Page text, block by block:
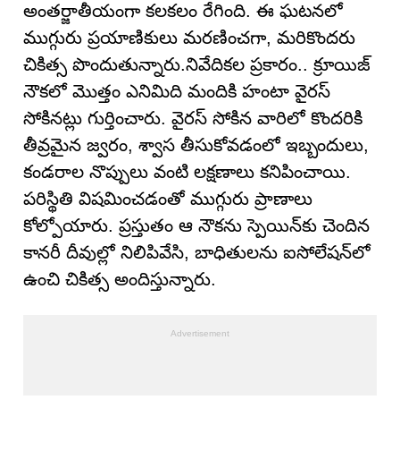
అంతర్జాతీయంగా కలకలం రేగింది. ఈ ఘటనలో
ముగ్గురు ప్రయాణికులు మరణించగా, మరికొందరు
చికిత్స పొందుతున్నారు.నివేదికల ప్రకారం.. క్రూయిజ్
నౌకలో మొత్తం ఎనిమిది మందికి హంటా వైరస్
సోకినట్లు గుర్తించారు. వైరస్ సోకిన వారిలో కొందరికి
తీవ్రమైన జ్వరం, శ్వాస తీసుకోవడంలో ఇబ్బందులు,
కండరాల నొప్పులు వంటి లక్షణాలు కనిపించాయి.
పరిస్థితి విషమించడంతో ముగ్గురు ప్రాణాలు
కోల్పోయారు. ప్రస్తుతం ఆ నౌకను స్పెయిన్‌కు చెందిన
కానరీ దీవుల్లో నిలిపివేసి, బాధితులను ఐసోలేషన్‌లో
ఉంచి చికిత్స అందిస్తున్నారు.